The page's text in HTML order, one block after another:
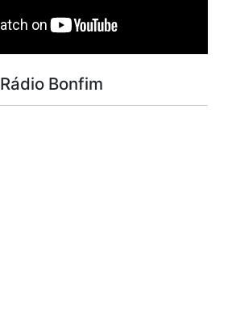
Rádio Bonfim